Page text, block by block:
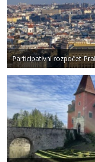
Participativní rozpočet